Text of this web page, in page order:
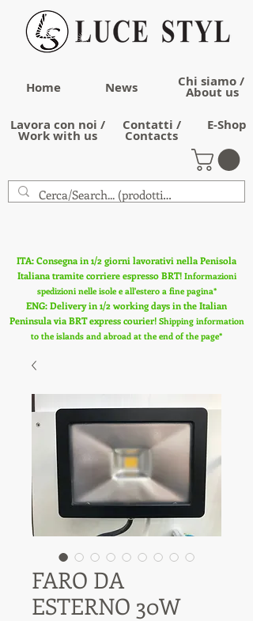
Home News Chi siamo /
About us
Lavora con noi /
Work with us
Contatti /
Contacts
E-Shop
ITA: Consegna in 1/2 giorni lavorativi nella Penisola
Italiana tramite corriere espresso BRT! Informazioni
spedizioni nelle isole e all'estero a fine pagina*
ENG: Delivery in 1/2 working days in the Italian
Peninsula via BRT express courier! Shipping information
to the islands and abroad at the end of the page*
FARO DA
ESTERNO 30W